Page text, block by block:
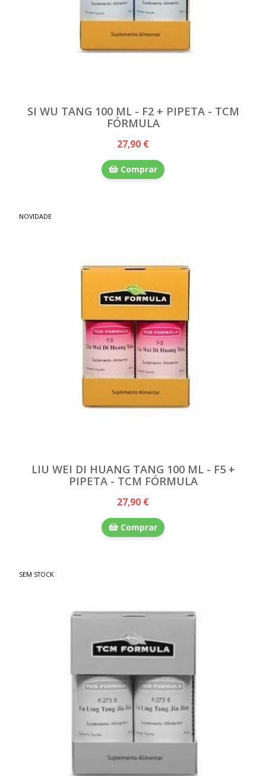
SI WU TANG 100 ML - F2 + PIPETA - TCM
FÓRMULA
27,90 €
Comprar
NOVIDADE
LIU WEI DI HUANG TANG 100 ML - F5 +
PIPETA - TCM FÓRMULA
27,90 €
Comprar
SEM STOCK